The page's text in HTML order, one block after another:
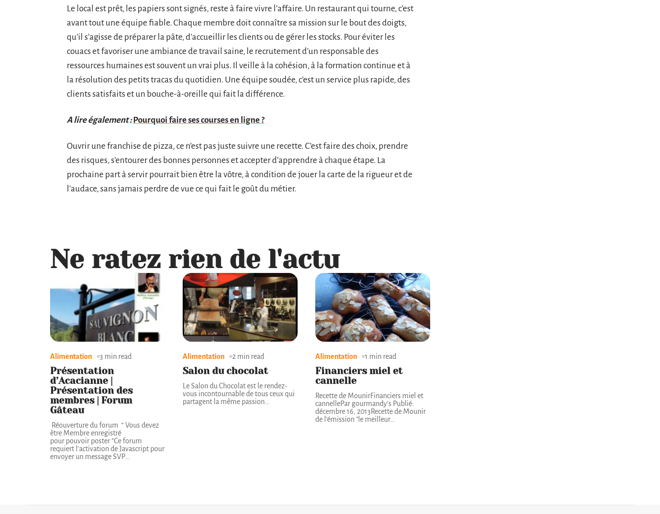
Le local est prêt, les papiers sont signés, reste à faire vivre l’affaire. Un restaurant qui tourne, c’est
avant tout une équipe fiable. Chaque membre doit connaître sa mission sur le bout des doigts,
qu’il s’agisse de préparer la pâte, d’accueillir les clients ou de gérer les stocks. Pour éviter les
couacs et favoriser une ambiance de travail saine, le recrutement d’un responsable des
ressources humaines est souvent un vrai plus. Il veille à la cohésion, à la formation continue et à
la résolution des petits tracas du quotidien. Une équipe soudée, c’est un service plus rapide, des
clients satisfaits et un bouche-à-oreille qui fait la différence.
A lire également : Pourquoi faire ses courses en ligne ?
Ouvrir une franchise de pizza, ce n’est pas juste suivre une recette. C’est faire des choix, prendre
des risques, s’entourer des bonnes personnes et accepter d’apprendre à chaque étape. La
prochaine part à servir pourrait bien être la vôtre, à condition de jouer la carte de la rigueur et de
l’audace, sans jamais perdre de vue ce qui fait le goût du métier.
Ne ratez rien de l'actu
Alimentation 3 min read
Présentation
d’Acacianne |
Présentation des
membres | Forum
Gâteau
Réouverture du forum “ Vous devez
être Membre enregistré
pour pouvoir poster ”Ce forum
requiert l'activation de Javascript pour
envoyer un message SVP…
Alimentation 2 min read
Salon du chocolat
Le Salon du Chocolat est le rendez-
vous incontournable de tous ceux qui
partagent la même passion…
Alimentation 1 min read
Financiers miel et
cannelle
Recette de MounirFinanciers miel et
cannellePar gourmandy's Publié:
décembre 16, 2013Recette de Mounir
de l'émission "le meilleur…